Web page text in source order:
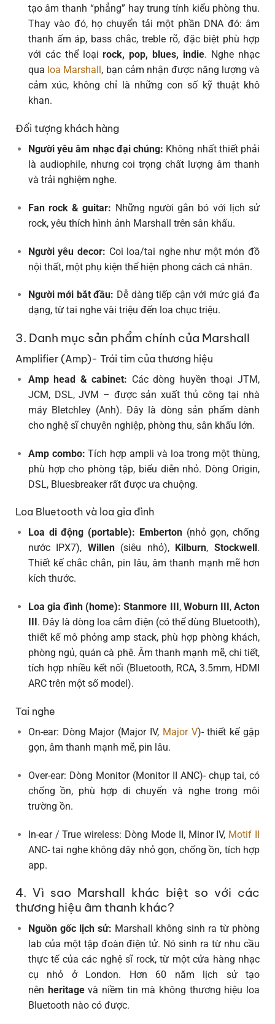
tạo âm thanh “phẳng” hay trung tính kiểu phòng thu.
Thay vào đó, họ chuyển tải một phần DNA đó: âm
thanh ấm áp, bass chắc, treble rõ, đặc biệt phù hợp
với các thể loạirock, pop, blues, indie. Nghe nhạc
qua loa Marshall , bạn cảm nhận được năng lượng và
cảm xúc, không chỉ là những con số kỹ thuật khô
khan.
Đối tượng khách hàng
Người yêu âm nhạc đại chúng: Không nhất thiết phải
là audiophile, nhưng coi trọng chất lượng âm thanh
và trải nghiệm nghe.
Fan rock & guitar: Những người gắn bó với lịch sử
rock, yêu thích hình ảnh Marshall trên sân khấu.
Người yêu decor: Coi loa/tai nghe như một món đồ
nội thất, một phụ kiện thể hiện phong cách cá nhân.
Người mới bắt đầu: Dễ dàng tiếp cận với mức giá đa
dạng, từ tai nghe vài triệu đến loa chục triệu.
3. Danh mục sản phẩm chính của Marshall
Amplifier (Amp)- Trái tim của thương hiệu
Amp head & cabinet: Các dòng huyền thoại JTM,
JCM, DSL, JVM – được sản xuất thủ công tại nhà
máy Bletchley (Anh). Đây là dòng sản phẩm dành
cho nghệ sĩ chuyên nghiệp, phòng thu, sân khấu lớn.
Amp combo: Tích hợp ampli và loa trong một thùng,
phù hợp cho phòng tập, biểu diễn nhỏ. Dòng Origin,
DSL, Bluesbreaker rất được ưa chuộng.
Loa Bluetooth và loa gia đình
Loa di động (portable): Emberton(nhỏ gọn, chống
nước IPX7), Willen(siêu nhỏ), Kilburn,Stockwell .
Thiết kế chắc chắn, pin lâu, âm thanh mạnh mẽ hơn
kích thước.
Loa gia đình (home): Stanmore III , Woburn III ,Acton
. Đây là dòng loa cắm điện (có thể dùng Bluetooth),
thiết kế mô phỏng amp stack, phù hợp phòng khách,
phòng ngủ, quán cà phê. Âm thanh mạnh mẽ, chi tiết,
tích hợp nhiều kết nối (Bluetooth, RCA, 3.5mm, HDMI
ARC trên một số model).
Tai nghe
On-ear: Dòng Major (Major IV, Major V)- thiết kế gập
gọn, âm thanh mạnh mẽ, pin lâu.
Over-ear: Dòng Monitor (Monitor II ANC)- chụp tai, có
chống ồn, phù hợp di chuyển và nghe trong môi
trường ồn.
In-ear / True wireless: Dòng Mode II, Minor IV, Motif II
ANC- tai nghe không dây nhỏ gọn, chống ồn, tích hợp
app.
4. Vì sao Marshall khác biệt so với các
thương hiệu âm thanh khác?
Nguồn gốc lịch sử: Marshall không sinh ra từ phòng
lab của một tập đoàn điện tử. Nó sinh ra từ nhu cầu
thực tế của các nghệ sĩ rock, từ một cửa hàng nhạc
cụ nhỏ ở London. Hơn 60 năm lịch sử tạo
nên heritagevà niềm tin mà không thương hiệu loa
Bluetooth nào có được.